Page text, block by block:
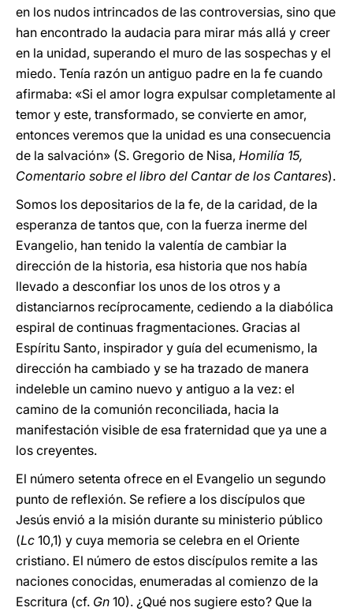
en los nudos intrincados de las controversias, sino que
han encontrado la audacia para mirar más allá y creer
en la unidad, superando el muro de las sospechas y el
miedo. Tenía razón un antiguo padre en la fe cuando
afirmaba: «Si el amor logra expulsar completamente al
temor y este, transformado, se convierte en amor,
entonces veremos que la unidad es una consecuencia
de la salvación» (S. Gregorio de Nisa, Homilía 15,
Comentario sobre el libro del Cantar de los Cantares).
Somos los depositarios de la fe, de la caridad, de la
esperanza de tantos que, con la fuerza inerme del
Evangelio, han tenido la valentía de cambiar la
dirección de la historia, esa historia que nos había
llevado a desconfiar los unos de los otros y a
distanciarnos recíprocamente, cediendo a la diabólica
espiral de continuas fragmentaciones. Gracias al
Espíritu Santo, inspirador y guía del ecumenismo, la
dirección ha cambiado y se ha trazado de manera
indeleble un camino nuevo y antiguo a la vez: el
camino de la comunión reconciliada, hacia la
manifestación visible de esa fraternidad que ya une a
los creyentes.
El número setenta ofrece en el Evangelio un segundo
punto de reflexión. Se refiere a los discípulos que
Jesús envió a la misión durante su ministerio público
(Lc 10,1) y cuya memoria se celebra en el Oriente
cristiano. El número de estos discípulos remite a las
naciones conocidas, enumeradas al comienzo de la
Escritura (cf. Gn 10). ¿Qué nos sugiere esto? Que la